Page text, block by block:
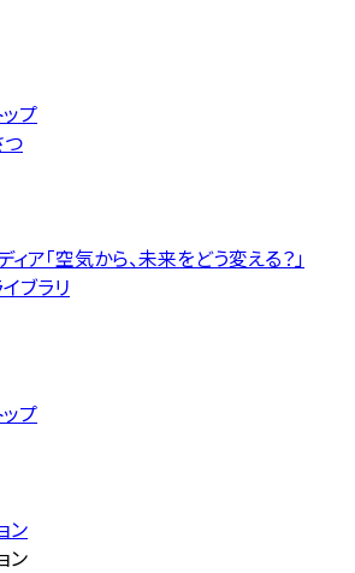
プ
ィア「空気から、未来をどう変える？」
ブラリ
プ
ン
ン